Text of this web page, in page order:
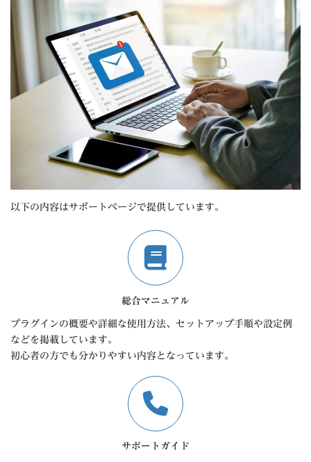
以下の内容はサポートページで提供しています。
総合マニュアル
プラグインの概要や詳細な使用方法、セットアップ手順や設定例
などを掲載しています。
初心者の方でも分かりやすい内容となっています。
サポートガイド